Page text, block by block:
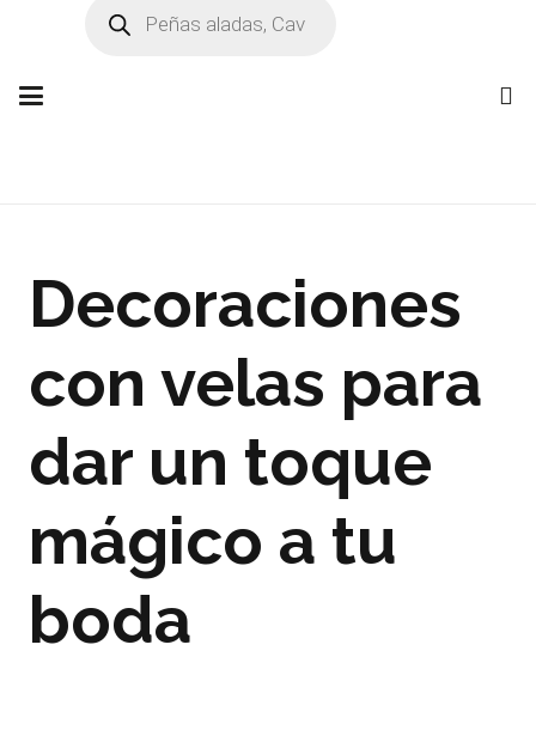
productos
Decoraciones
con velas para
dar un toque
mágico a tu
boda